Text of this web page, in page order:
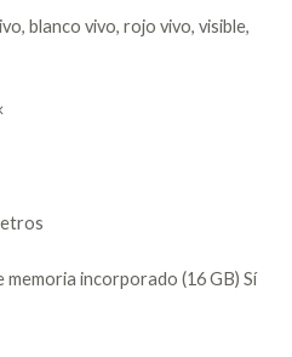
blanco vivo, rojo vivo, visible,
incorporado (16 GB) Sí